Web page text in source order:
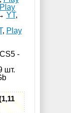
Play
YT,
, Play
-
шт.